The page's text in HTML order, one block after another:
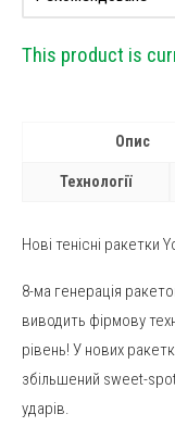
This product is
Опис
Технології
Нові тенісні ракетки
8-ма генерація
виводить фірмову
рівень! У нових
збільшений sweet-
ударів.